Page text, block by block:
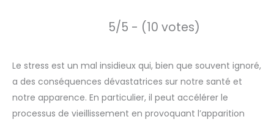
5/5 - (10 votes)
Le stress est un mal insidieux qui, bien que souvent ignoré,
a des conséquences dévastatrices sur notre santé et
notre apparence. En particulier, il peut accélérer le
processus de vieillissement en provoquant l’apparition